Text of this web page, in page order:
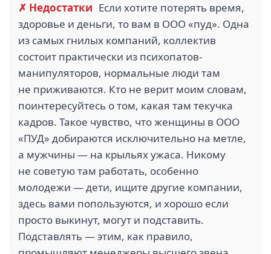
LINE4LIFE (2)
2
КУБ (2)
2
БАЛТМОСТСТРОЙ (2) БЫСТРАЯ ПОЧТА (2)
ПРОФИ ГРУПП (2)
✗ Недостатки Если хотите потерять время,
здоровье и деньги, то вам в ООО «пуд». Одна
из самых гнилых компаний, коллектив
состоит практически из психопатов-
манипуляторов, нормальные люди там
не приживаются. Кто не верит моим словам,
поинтересуйтесь о том, какая там текучка
кадров. Такое чувство, что женщины в ООО
«ПУД» добираются исключительно на метле,
а мужчины — на крыльях ужаса. Никому
не советую там работать, особенно
молодежи — дети, ищите другие компании,
здесь вами попользуются, и хорошо если
просто выкинут, могут и подставить.
Подставлять — этим, как правило,